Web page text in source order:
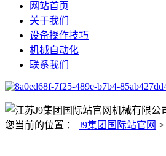
网站首页
关于我们
设备操作技巧
机械自动化
联系我们
您当前的位置 ： J9集团国际站官网 >